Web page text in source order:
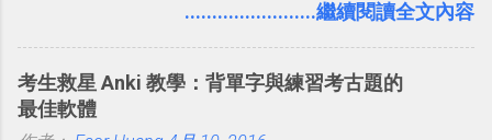
方便教學 」。這篇文章則從印照片出
一個什麼樣的管理工具，讓這麼多人都
念」的管理教學文章： 把 Evernote 當
........................繼續閱讀全文內容
考生救星 Anki 教學：背單字與練習考古題的
最佳軟體